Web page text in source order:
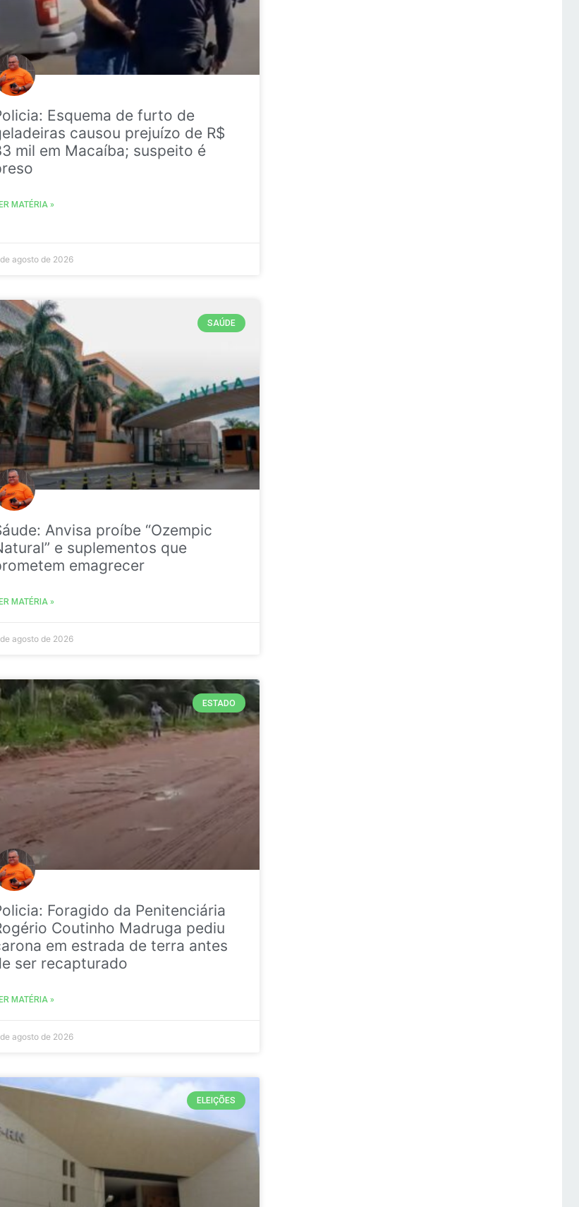
Esquema de furto de
causou prejuízo de R$
mil em Macaíba; suspeito é
MATÉRIA »
agosto de 2026
SAÚDE
Anvisa proíbe “Ozempic
e suplementos que
emagrecer
MATÉRIA »
agosto de 2026
ESTADO
Foragido da Penitenciária
Coutinho Madruga pediu
em estrada de terra antes
ser recapturado
MATÉRIA »
agosto de 2026
ELEIÇÕES